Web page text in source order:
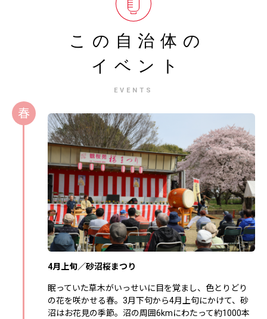
この自治体の
イベント
EVENTS
春
4月上旬／砂沼桜まつり
眠っていた草木がいっせいに目を覚まし、色とりどり
の花を咲かせる春。3月下句から4月上句にかけて、砂
沼はお花見の季節。沼の周囲6kmにわたって約1000本